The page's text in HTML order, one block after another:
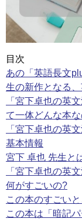
目次
あの「英語長文
生の新作となる
「宮下卓也の英
て一体どんな本
「宮下卓也の英
基本情報
宮下 卓也 先生と
「宮下卓也の英
何がすごいの?
この本のすごい
この本は「暗記